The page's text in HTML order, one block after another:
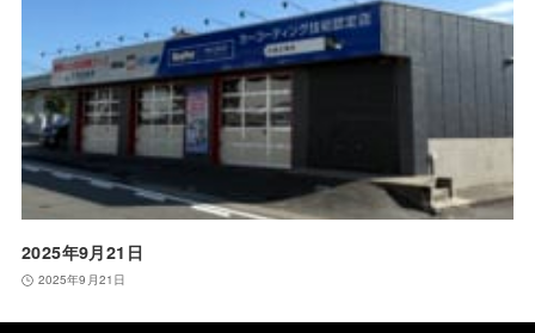
2025年9月21日
2025年9月21日